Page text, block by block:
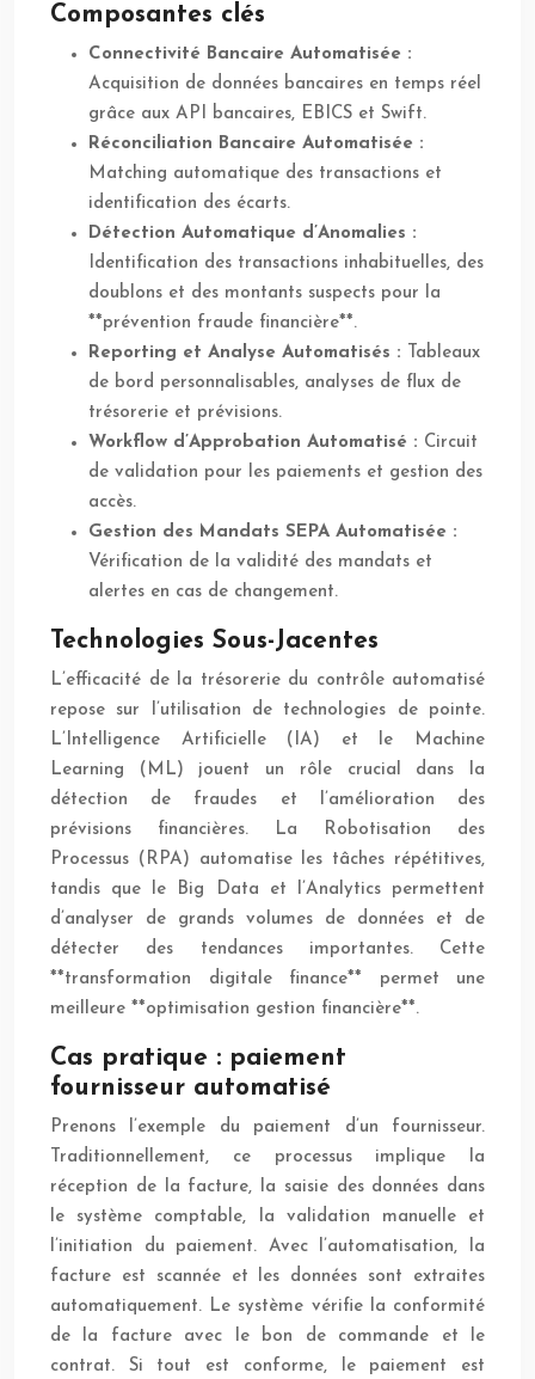
Composantes clés
Connectivité Bancaire Automatisée :
Acquisition de données bancaires en temps réel
grâce aux API bancaires, EBICS et Swift.
Réconciliation Bancaire Automatisée :
Matching automatique des transactions et
identification des écarts.
Détection Automatique d’Anomalies :
Identification des transactions inhabituelles, des
doublons et des montants suspects pour la
**prévention fraude financière**.
Reporting et Analyse Automatisés :
Tableaux
de bord personnalisables, analyses de flux de
trésorerie et prévisions.
Workflow d’Approbation Automatisé : Circuit
de validation pour les paiements et gestion des
accès.
Gestion des Mandats SEPA Automatisée :
Vérification de la validité des mandats et
alertes en cas de changement.
Technologies Sous-Jacentes
L’efficacité de la trésorerie du contrôle automatisé
repose sur l’utilisation de technologies de pointe.
L’Intelligence Artificielle (IA) et le Machine
Learning (ML) jouent un rôle crucial dans la
détection de fraudes et l’amélioration des
prévisions financières. La Robotisation des
Processus (RPA) automatise les tâches répétitives,
tandis que le Big Data et l’Analytics permettent
d’analyser de grands volumes de données et de
détecter des tendances importantes. Cette
**transformation digitale finance** permet une
meilleure **optimisation gestion financière**.
Cas pratique : paiement
fournisseur automatisé
Prenons l’exemple du paiement d’un fournisseur.
Traditionnellement, ce processus implique la
réception de la facture, la saisie des données dans
le système comptable, la validation manuelle et
l’initiation du paiement. Avec l’automatisation, la
facture est scannée et les données sont extraites
automatiquement. Le système vérifie la conformité
de la facture avec le bon de commande et le
contrat. Si tout est conforme, le paiement est